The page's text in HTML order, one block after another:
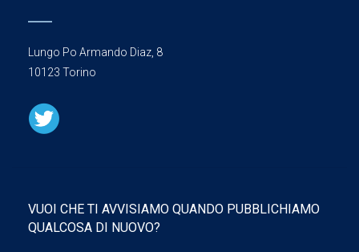
Lungo Po Armando Diaz, 8
10123 Torino
VUOI CHE TI AVVISIAMO QUANDO PUBBLICHIAMO
QUALCOSA DI NUOVO?